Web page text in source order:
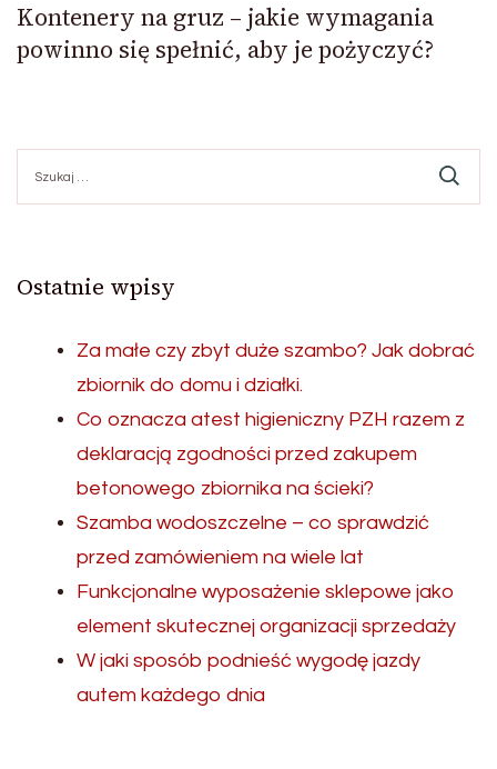
Kontenery na gruz – jakie wymagania
powinno się spełnić, aby je pożyczyć?
Ostatnie wpisy
Za małe czy zbyt duże szambo? Jak dobrać
zbiornik do domu i działki.
Co oznacza atest higieniczny PZH razem z
deklaracją zgodności przed zakupem
betonowego zbiornika na ścieki?
Szamba wodoszczelne – co sprawdzić
przed zamówieniem na wiele lat
Funkcjonalne wyposażenie sklepowe jako
element skutecznej organizacji sprzedaży
W jaki sposób podnieść wygodę jazdy
autem każdego dnia